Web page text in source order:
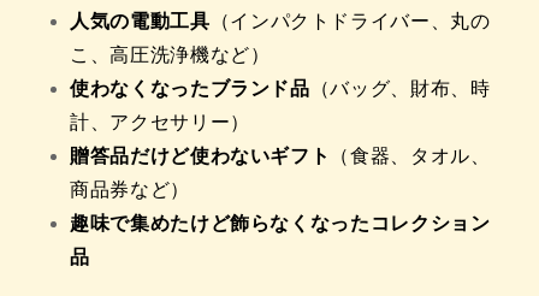
人気の電動工具 （インパクトドライバー、丸の
こ、高圧洗浄機など）
使わなくなったブランド品 （バッグ、財布、時
計、アクセサリー）
贈答品だけど使わないギフト
（食器、タオル、
商品券など）
趣味で集めたけど飾らなくなったコレクション
品